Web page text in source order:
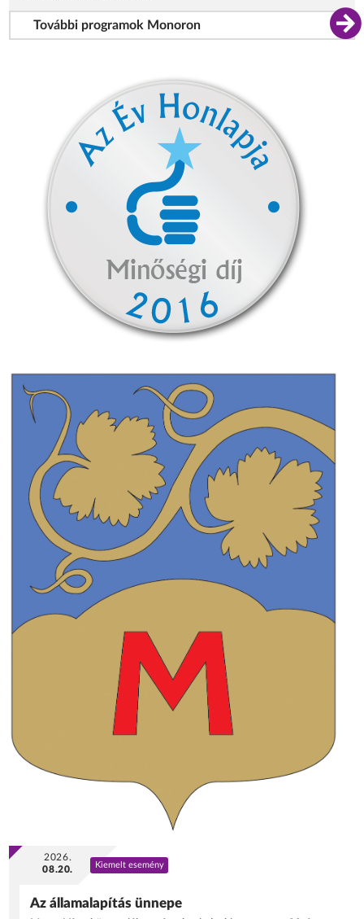
További programok Monoron
2026.
08.20.
Kiemelt esemény
Az államalapítás ünnepe